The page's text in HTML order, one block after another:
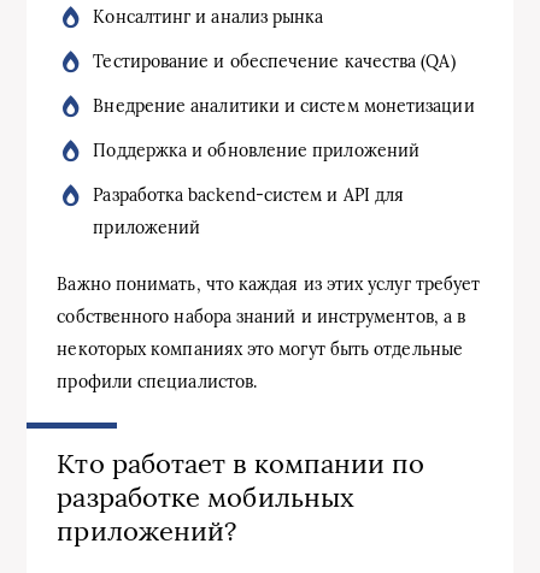
Консалтинг и анализ рынка
Тестирование и обеспечение качества (QA)
Внедрение аналитики и систем монетизации
Поддержка и обновление приложений
Разработка backend-систем и API для
приложений
Важно понимать, что каждая из этих услуг требует
собственного набора знаний и инструментов, а в
некоторых компаниях это могут быть отдельные
профили специалистов.
Кто работает в компании по
разработке мобильных
приложений?